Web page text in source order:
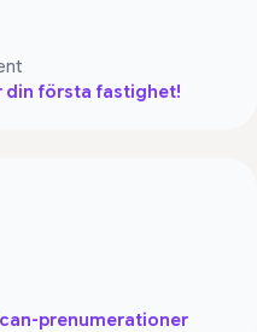
din första fastighet!
prenumerationer